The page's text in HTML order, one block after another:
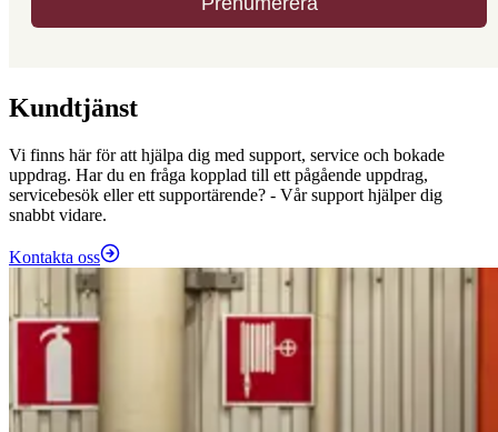
Kundtjänst
Vi finns här för att hjälpa dig med support, service och bokade
uppdrag. Har du en fråga kopplad till ett pågående uppdrag,
servicebesök eller ett supportärende? - Vår support hjälper dig
snabbt vidare.
Kontakta oss